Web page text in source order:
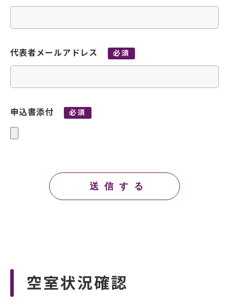
代表者メールアドレス 必須
申込書添付 必須
空室状況確認